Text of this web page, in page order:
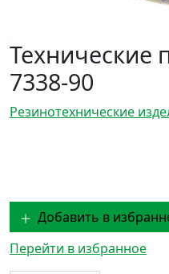
Технические
7338-90
Резинотехнические
Добавить в
Перейти в избранное